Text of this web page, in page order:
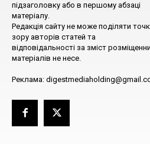
підзаголовку або в першому абзаці
матеріалу.
Редакція сайту не може поділяти
зору авторів статей та
відповідальності за зміст
матеріалів не несе.
Реклама: